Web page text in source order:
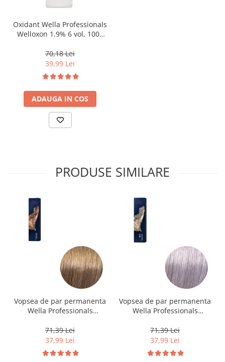
Oxidant Wella Professionals
Welloxon 1.9% 6 vol, 1000
70,18 Lei
39,99 Lei
ADAUGA IN COS
PRODUSE SIMILARE
Vopsea de par permanenta
Wella Professionals
Blond Deschis Natural, 60
ml
71,39 Lei
37,99 Lei
Vopsea de par permanenta
Wella Professionals
, Blond Special Albastrui
Cenusiu, 60 ml
71,39 Lei
37,99 Lei